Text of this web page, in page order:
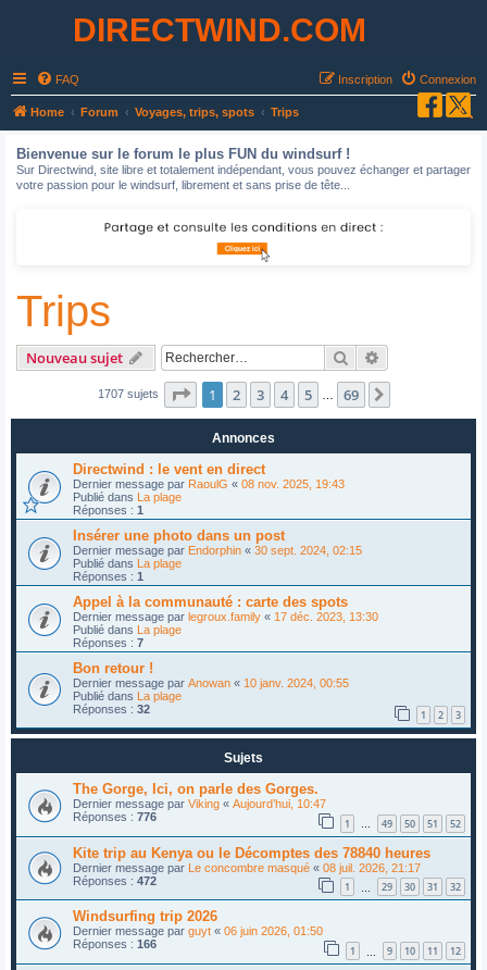
DIRECTWIND.COM
FAQ Connexion
Inscription
Home Forum Voyages, trips, spots Trips
Bienvenue sur le forum le plus FUN du windsurf !
Sur Directwind, site libre et totalement indépendant, vous pouvez échanger et partager
votre passion pour le windsurf, librement et sans prise de tête...
Trips
Nouveau sujet Rechercher
1707 sujets Page 1sur69
1 2 3 4 5 69
Annonces
Directwind : le vent en direct
Dernier message par RaoulG « 08 nov. 2025, 19:43
Publié dans La plage
Réponses : 1
Insérer une photo dans un post
Dernier message par Endorphin « 30 sept. 2024, 02:15
Publié dans La plage
Réponses : 1
Appel à la communauté : carte des spots
Dernier message par legroux.family « 17 déc. 2023, 13:30
Publié dans La plage
Réponses : 7
Bon retour !
Dernier message par Anowan « 10 janv. 2024, 00:55
Publié dans La plage
Réponses : 32 1 2 3
Sujets
The Gorge, Ici, on parle des Gorges.
Dernier message par Viking « Aujourd’hui, 10:47
Réponses : 776 1 … 49 50 51 52
Kite trip au Kenya ou le Décomptes des 78840 heures
Dernier message par Le concombre masqué « 08 juil. 2026, 21:17
Réponses : 472 1 29 30 31 32
Windsurfing trip 2026
Dernier message par guyt « 06 juin 2026, 01:50
Réponses : 166 1 9 10 11 12